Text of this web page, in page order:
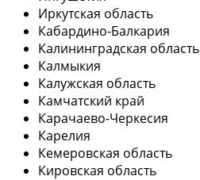
Иркутская область
Кабардино-Балкария
Калининградская область
Калмыкия
Калужская область
Камчатский край
Карачаево-Черкесия
Карелия
Кемеровская область
Кировская область